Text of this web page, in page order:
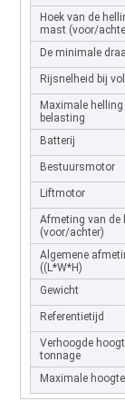
Hoek van de
mast (voor/
De minimale
Rijsnelheid bij
Maximale
belasting
Batterij
Bestuursmotor
Liftmotor
Afmeting van de
(voor/achter)
Algemene
((L*W*H)
Gewicht
Referentietijd
Verhoogde
tonnage
Maximale hoogte